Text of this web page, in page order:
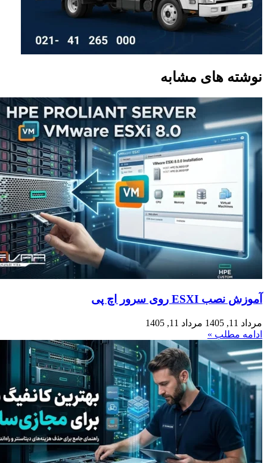
نوشته های مشابه
آموزش نصب ESXI روی سرور اچ پی
مرداد 11, 1405
مرداد 11, 1405
ادامه مطلب »